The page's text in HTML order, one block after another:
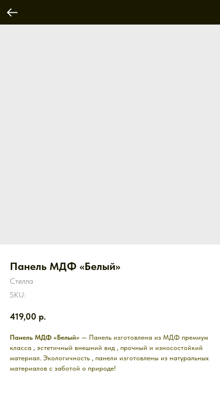
Панель МДФ «Белый»
Стелла
SKU:
419,00 р.
Панель МДФ «Белый» — Панель изготовлена из МДФ премиум
класса , эстетичный внешний вид , прочный и износостойкий
материал. Экологичность , панели изготовлены из натуральных
материалов с заботой о природе!